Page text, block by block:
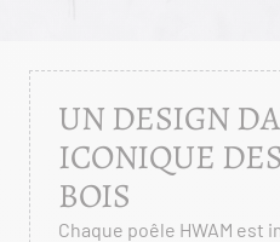
UN DESIGN
ICONIQUE
BOIS
Chaque poêle HWAM est